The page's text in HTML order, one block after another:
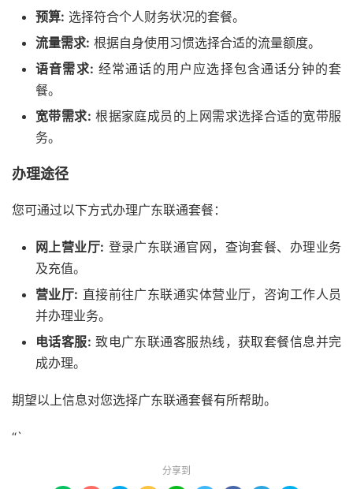
预算: 选择符合个人财务状况的套餐。
流量需求: 根据自身使用习惯选择合适的流量额度。
语音需求: 经常通话的用户应选择包含通话分钟的套
餐。
宽带需求: 根据家庭成员的上网需求选择合适的宽带服
务。
办理途径
您可通过以下方式办理广东联通套餐：
网上营业厅: 登录广东联通官网，查询套餐、办理业务
及充值。
营业厅: 直接前往广东联通实体营业厅，咨询工作人员
并办理业务。
电话客服: 致电广东联通客服热线，获取套餐信息并完
成办理。
期望以上信息对您选择广东联通套餐有所帮助。
“`
分享到